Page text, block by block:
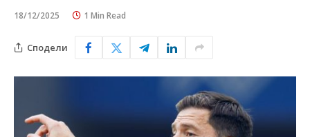
18/12/2025 1 Min Read
Сподели